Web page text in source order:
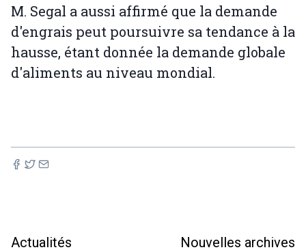
M. Segal a aussi affirmé que la demande
d'engrais peut poursuivre sa tendance à la
hausse, étant donnée la demande globale
d'aliments au niveau mondial.
Actualités Nouvelles archives